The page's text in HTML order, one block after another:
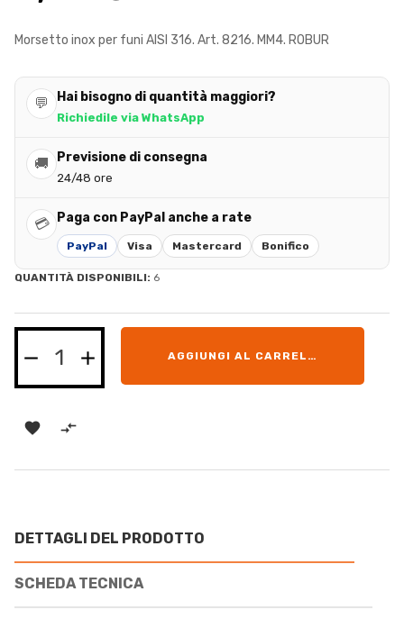
Morsetto inox per funi AISI 316. Art. 8216. MM4. ROBUR
💬 Hai bisogno di quantità maggiori?
Richiedile via WhatsApp
🚚 Previsione di consegna
24/48 ore
💳 Paga con PayPal anche a rate
PayPal Visa Mastercard Bonifico
QUANTITÀ DISPONIBILI: 6
AGGIUNGI AL CARRELLO
 
DETTAGLI DEL PRODOTTO
SCHEDA TECNICA